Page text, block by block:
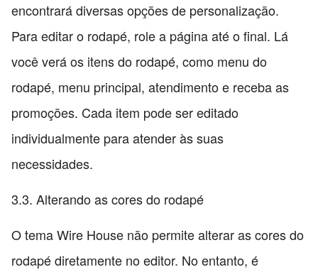
encontrará diversas opções de personalização.
Para editar o rodapé, role a página até o final. Lá
você verá os itens do rodapé, como menu do
rodapé, menu principal, atendimento e receba as
promoções. Cada item pode ser editado
individualmente para atender às suas
necessidades.
3.3. Alterando as cores do rodapé
O tema Wire House não permite alterar as cores do
rodapé diretamente no editor. No entanto, é